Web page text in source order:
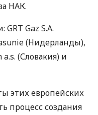
НАК.
GRT Gaz S.A.
(Нидерланды),
a.s. (Словакия) и
этих европейских
процесс создания